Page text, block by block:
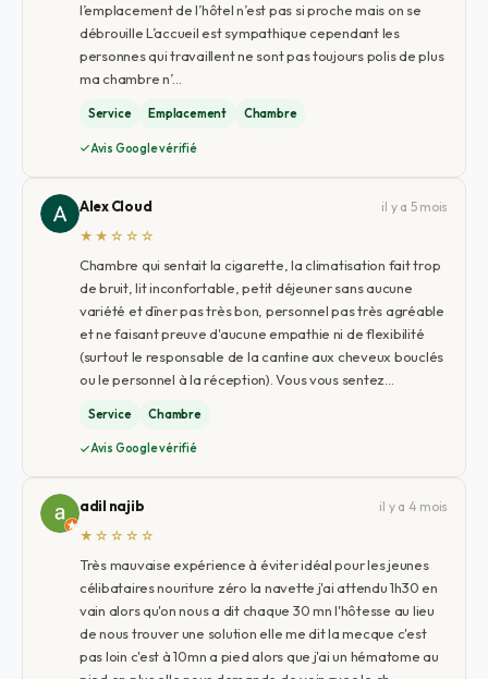
l’emplacement de l’hôtel n’est pas si proche mais on se
débrouille L’accueil est sympathique cependant les
personnes qui travaillent ne sont pas toujours polis de plus
ma chambre n’…
Service Emplacement Chambre
Avis Google vérifié
Alex Cloud
il y a 5 mois
★★☆☆☆
Chambre qui sentait la cigarette, la climatisation fait trop
de bruit, lit inconfortable, petit déjeuner sans aucune
variété et dîner pas très bon, personnel pas très agréable
et ne faisant preuve d'aucune empathie ni de flexibilité
(surtout le responsable de la cantine aux cheveux bouclés
ou le personnel à la réception). Vous vous sentez…
Service Chambre
Avis Google vérifié
adil najib
il y a 4 mois
★☆☆☆☆
Très mauvaise expérience à éviter idéal pour les jeunes
célibataires nouriture zéro la navette j'ai attendu 1h30 en
vain alors qu'on nous a dit chaque 30 mn l'hôtesse au lieu
de nous trouver une solution elle me dit la mecque c'est
pas loin c'est à 10mn a pied alors que j'ai un hématome au